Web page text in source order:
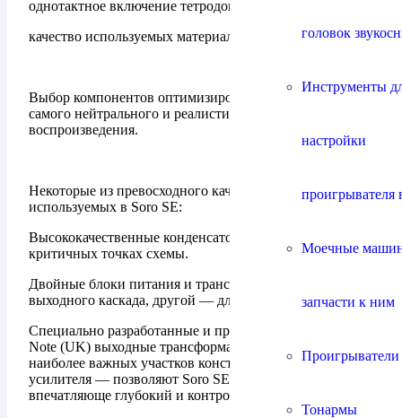
головок
Инструменты
настройки
проигрывателя
Моечные
запчасти к ним
Тонармы
однотактное включение тетродов,
качество используемых материалов и компонентов.
Выбор компонентов оптимизирован для реализации
самого нейтрального и реалистичного
воспроизведения.
Некоторые из превосходного качества компонентов,
используемых в Soro SE:
Высококачественные конденсаторы в наиболее
критичных точках схемы.
Двойные блоки питания и трансформаторы, один для
выходного каскада, другой — для остальных схем.
Специально разработанные и производимые Audio
Note (UK) выходные трансформаторы — один из
наиболее важных участков конструкции лампового
усилителя — позволяют Soro SE производить
впечатляюще глубокий и контролируемый бас